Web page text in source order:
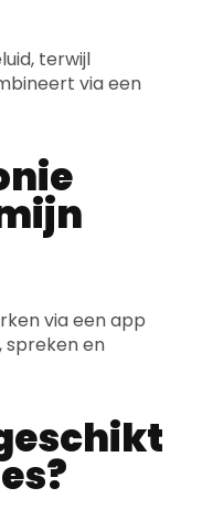
terwijl
via een
via een app
spreken en